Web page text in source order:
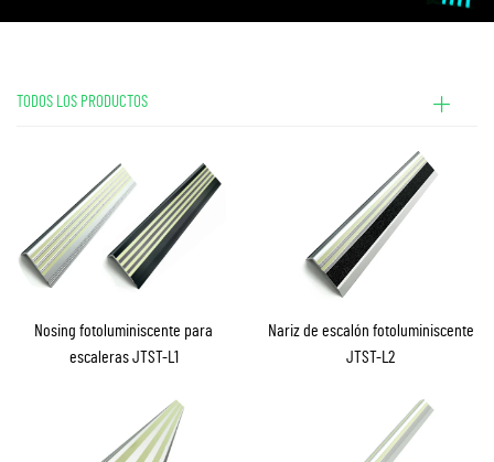
TODOS LOS PRODUCTOS
Nosing fotoluminiscente para
escaleras JTST-L1
Nariz de escalón fotoluminiscente
JTST-L2